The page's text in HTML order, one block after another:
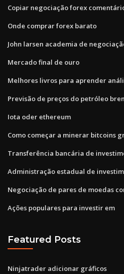
Copiar negociação forex
Onde comprar forex barato
John larsen academia de
Mercado final de ouro
Melhores livros para aprender
Previsão de preços do petróleo
Iota oder ethereum
Como começar a minerar bitcoins
Transferência bancária de
Administração estadual de
Negociação de pares de moedas
Ações populares para investir em
Featured Posts
Ninjatrader adicionar gráficos